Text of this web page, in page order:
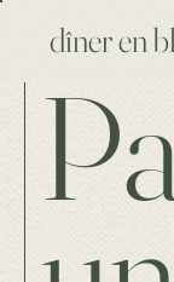
dîner en